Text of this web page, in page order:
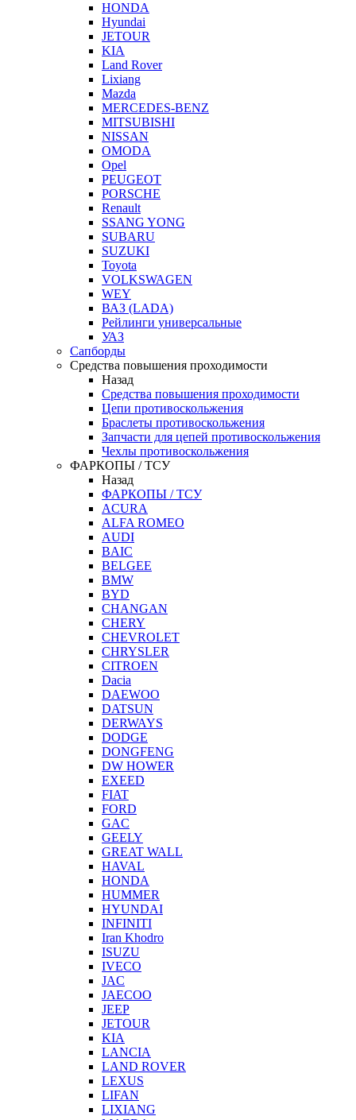
HONDA
Hyundai
JETOUR
KIA
Land Rover
Lixiang
Mazda
MERCEDES-BENZ
MITSUBISHI
NISSAN
OMODA
Opel
PEUGEOT
PORSCHE
Renault
SSANG YONG
SUBARU
SUZUKI
Toyota
VOLKSWAGEN
WEY
ВАЗ (LADA)
Рейлинги универсальные
УАЗ
Сапборды
Средства повышения проходимости
Назад
Средства повышения проходимости
Цепи противоскольжения
Браслеты противоскольжения
Запчасти для цепей противоскольжения
Чехлы противоскольжения
ФАРКОПЫ / ТСУ
Назад
ФАРКОПЫ / ТСУ
ACURA
ALFA ROMEO
AUDI
BAIC
BELGEE
BMW
BYD
CHANGAN
CHERY
CHEVROLET
CHRYSLER
CITROEN
Dacia
DAEWOO
DATSUN
DERWAYS
DODGE
DONGFENG
DW HOWER
EXEED
FIAT
FORD
GAC
GEELY
GREAT WALL
HAVAL
HONDA
HUMMER
HYUNDAI
INFINITI
Iran Khodro
ISUZU
IVECO
JAC
JAECOO
JEEP
JETOUR
KIA
LANCIA
LAND ROVER
LEXUS
LIFAN
LIXIANG